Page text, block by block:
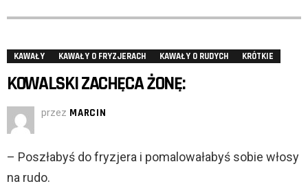
KAWAŁY KAWAŁY O FRYZJERACH KAWAŁY O RUDYCH KRÓTKIE
KOWALSKI ZACHĘCA ŻONĘ:
przez MARCIN
– Poszłabyś do fryzjera i pomalowałabyś sobie włosy
na rudo.